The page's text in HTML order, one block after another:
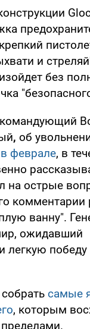
и
без
, об
феврале, в
на острые
комментарии
ванну".
ожидавший
легкую победу
самые
, которым